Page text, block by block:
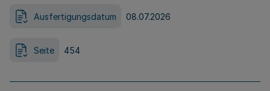
Ausfertigungsdatum 08.07.2026
Seite 454